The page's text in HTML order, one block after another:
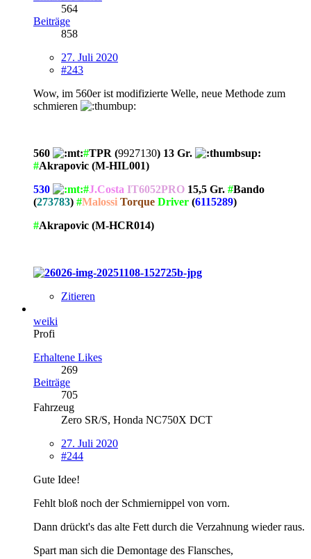
564
Beiträge
858
27. Juli 2020
#243
Wow, im 560er ist modifizierte Welle, neue Methode zum
schmieren
560 #TPR (9927130) 13 Gr.
#Akrapovic (M-HIL001)
530
#J.Costa IT6052PRO 15,5 Gr. #Bando
(273783) #Malossi Torque Driver (6115289)
#Akrapovic (M-HCR014)
Zitieren
weiki
Profi
Erhaltene Likes
269
Beiträge
705
Fahrzeug
Zero SR/S, Honda NC750X DCT
27. Juli 2020
#244
Gute Idee!
Fehlt bloß noch der Schmiernippel von vorn.
Dann drückt's das alte Fett durch die Verzahnung wieder raus.
Spart man sich die Demontage des Flansches,